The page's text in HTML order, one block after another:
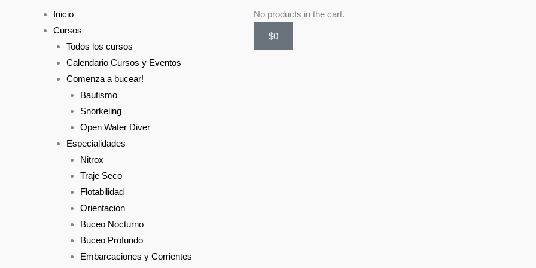
Inicio
Cursos
Todos los cursos
Calendario Cursos y Eventos
Comenza a bucear!
Bautismo
Snorkeling
Open Water Diver
Especialidades
Nitrox
Traje Seco
Flotabilidad
Orientacion
Buceo Nocturno
Buceo Profundo
Embarcaciones y Corrientes
Menu No products in the cart.
$0
Cart